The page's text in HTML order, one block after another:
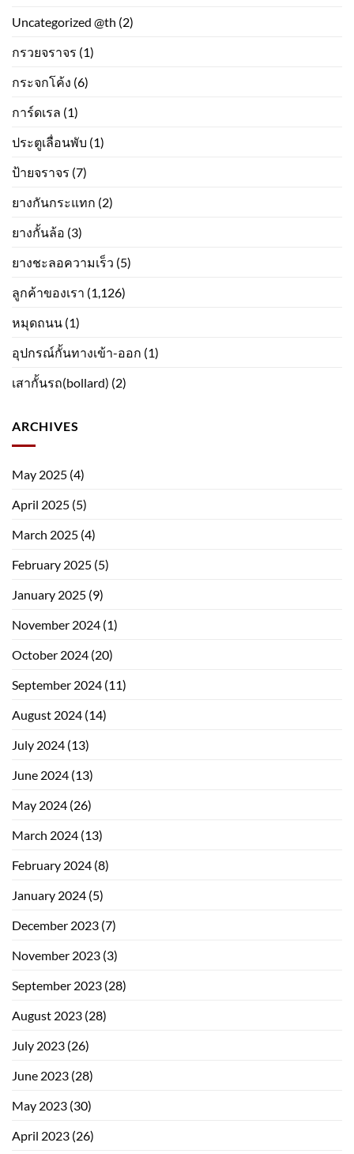
Uncategorized @th (2)
กรวยจราจร (1)
กระจกโค้ง (6)
การ์ดเรล (1)
ประตูเลื่อนพับ (1)
ป้ายจราจร (7)
ยางกันกระแทก (2)
ยางกั้นล้อ (3)
ยางชะลอความเร็ว (5)
ลูกค้าของเรา (1,126)
หมุดถนน (1)
อุปกรณ์กั้นทางเข้า-ออก (1)
เสากั้นรถ(bollard) (2)
ARCHIVES
May 2025 (4)
April 2025 (5)
March 2025 (4)
February 2025 (5)
January 2025 (9)
November 2024 (1)
October 2024 (20)
September 2024 (11)
August 2024 (14)
July 2024 (13)
June 2024 (13)
May 2024 (26)
March 2024 (13)
February 2024 (8)
January 2024 (5)
December 2023 (7)
November 2023 (3)
September 2023 (28)
August 2023 (28)
July 2023 (26)
June 2023 (28)
May 2023 (30)
April 2023 (26)